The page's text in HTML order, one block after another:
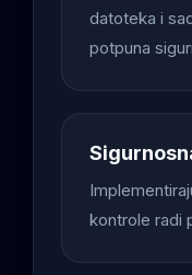
datoteka i
potpuna
kontrole radi